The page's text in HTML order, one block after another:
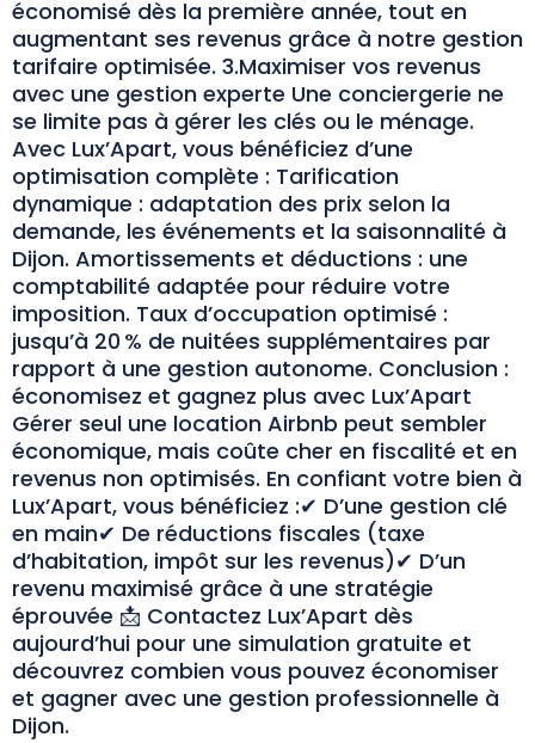
économisé dès la première année, tout en
augmentant ses revenus grâce à notre gestion
tarifaire optimisée. 3.Maximiser vos revenus
avec une gestion experte Une conciergerie ne
se limite pas à gérer les clés ou le ménage.
Avec Lux’Apart, vous bénéficiez d’une
optimisation complète : Tarification
dynamique : adaptation des prix selon la
demande, les événements et la saisonnalité à
Dijon. Amortissements et déductions : une
comptabilité adaptée pour réduire votre
imposition. Taux d’occupation optimisé :
jusqu’à 20 % de nuitées supplémentaires par
rapport à une gestion autonome. Conclusion :
économisez et gagnez plus avec Lux’Apart
Gérer seul une location Airbnb peut sembler
économique, mais coûte cher en fiscalité et en
revenus non optimisés. En confiant votre bien à
Lux’Apart, vous bénéficiez :✔ D’une gestion clé
en main✔ De réductions fiscales (taxe
d’habitation, impôt sur les revenus)✔ D’un
revenu maximisé grâce à une stratégie
éprouvée 📩 Contactez Lux’Apart dès
aujourd’hui pour une simulation gratuite et
découvrez combien vous pouvez économiser
et gagner avec une gestion professionnelle à
Dijon.